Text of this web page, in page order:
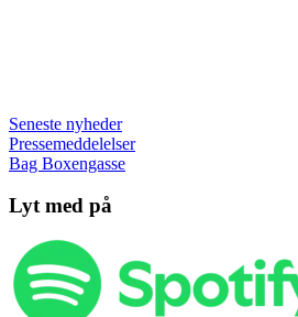
Seneste nyheder
Pressemeddelelser
Bag Boxengasse
Lyt med på